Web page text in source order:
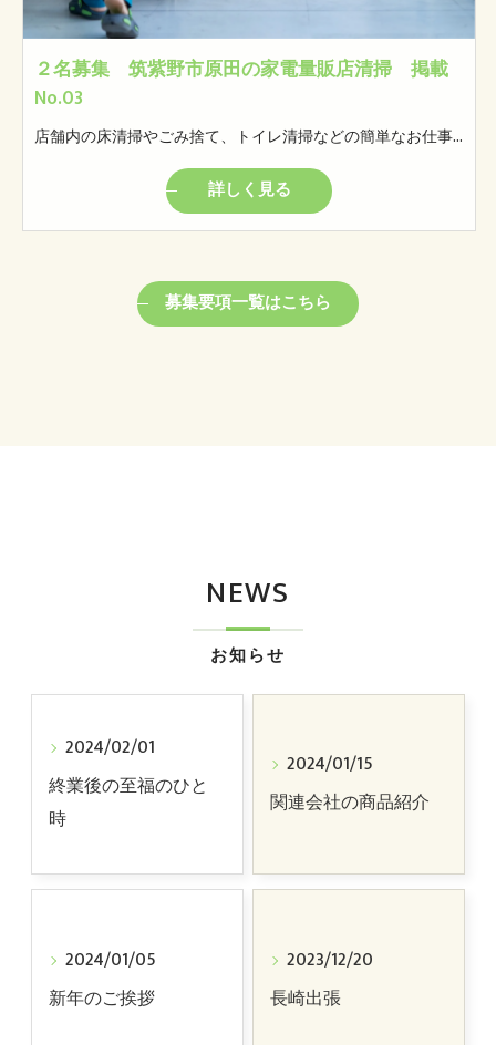
２名募集 筑紫野市原田の家電量販店清掃 掲載
No.03
店舗内の床清掃やごみ捨て、トイレ清掃などの簡単なお仕事です。 モクモクと自分のペースでやっていただけるお仕事です。 ※女性トイレの清掃があります。
詳しく見る
募集要項一覧はこちら
お知らせ
NEWS
2024/02/01
終業後の至福のひと
時
2024/01/15
関連会社の商品紹介
2024/01/05
新年のご挨拶
2023/12/20
長崎出張